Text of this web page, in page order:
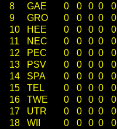
8
GAE 0 0 0 0
0
9
GRO 0 0 0 0
0
10
HEE 0 0 0 0
0
11
NEC 0 0 0 0
0
12
PEC 0 0 0 0
0
13
PSV 0 0 0 0
0
14
SPA 0 0 0 0
0
15
TEL 0 0 0 0
0
16
TWE 0 0 0 0
0
17
UTR 0 0 0 0
0
18
WII 0 0 0 0
0